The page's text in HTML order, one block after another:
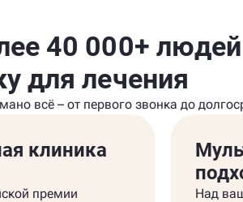
40 000+
для лечения
всё – от первого звонка до
клиника
премии
Над